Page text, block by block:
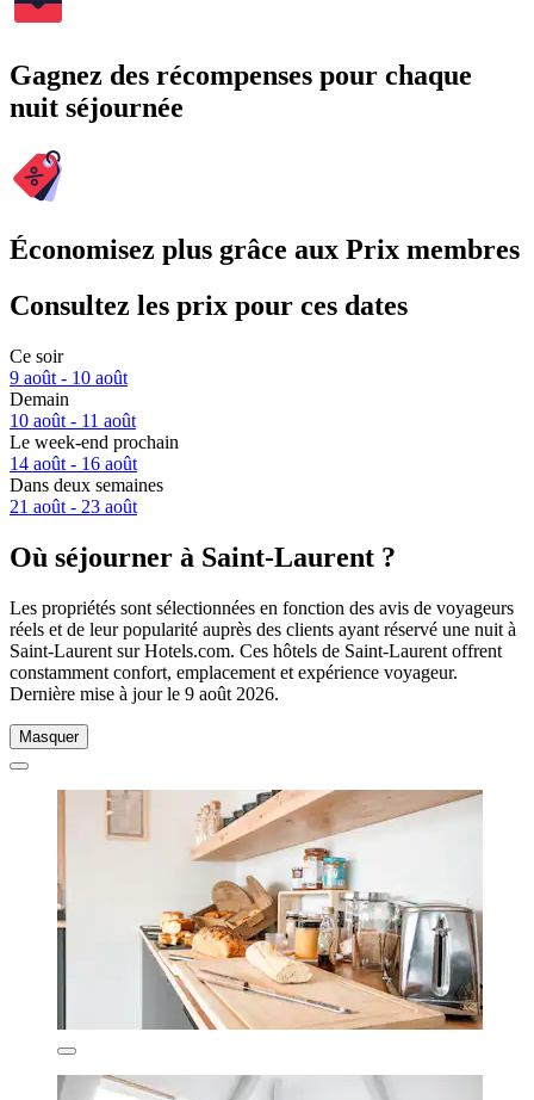
Gagnez des récompenses pour chaque
nuit séjournée
Économisez plus grâce aux Prix membres
Consultez les prix pour ces dates
Ce soir
9 août - 10 août
Demain
10 août - 11 août
Le week-end prochain
14 août - 16 août
Dans deux semaines
21 août - 23 août
Où séjourner à Saint-Laurent ?
Les propriétés sont sélectionnées en fonction des avis de voyageurs
réels et de leur popularité auprès des clients ayant réservé une nuit à
Saint-Laurent sur Hotels.com. Ces hôtels de Saint-Laurent offrent
constamment confort, emplacement et expérience voyageur.
Dernière mise à jour le 9 août 2026.
Masquer